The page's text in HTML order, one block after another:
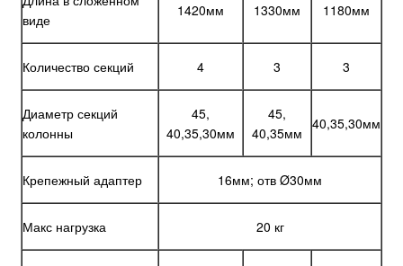
виде
1420мм 1330мм 1180мм
Количество секций 4 3 3
Диаметр секций
колонны
45,
40,35,30мм
45,
40,35мм
40,35,30мм
Крепежный адаптер 16мм; отв Ø30мм
Макс нагрузка 20 кг